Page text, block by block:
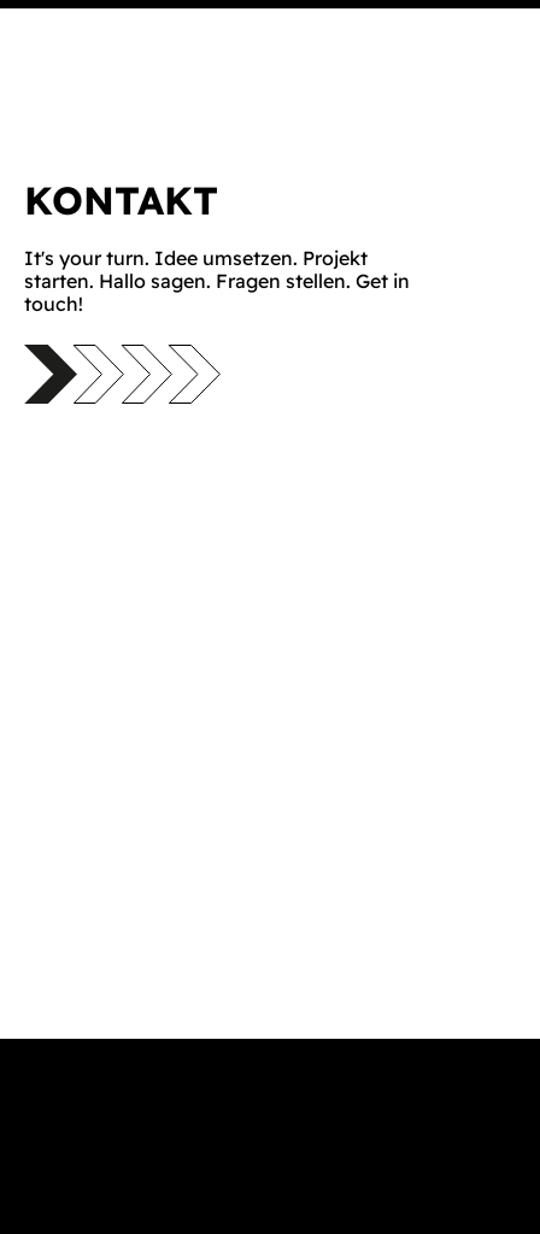
KONTAKT
It's your turn. Idee umsetzen. Projekt
starten. Hallo sagen. Fragen stellen. Get in
touch!